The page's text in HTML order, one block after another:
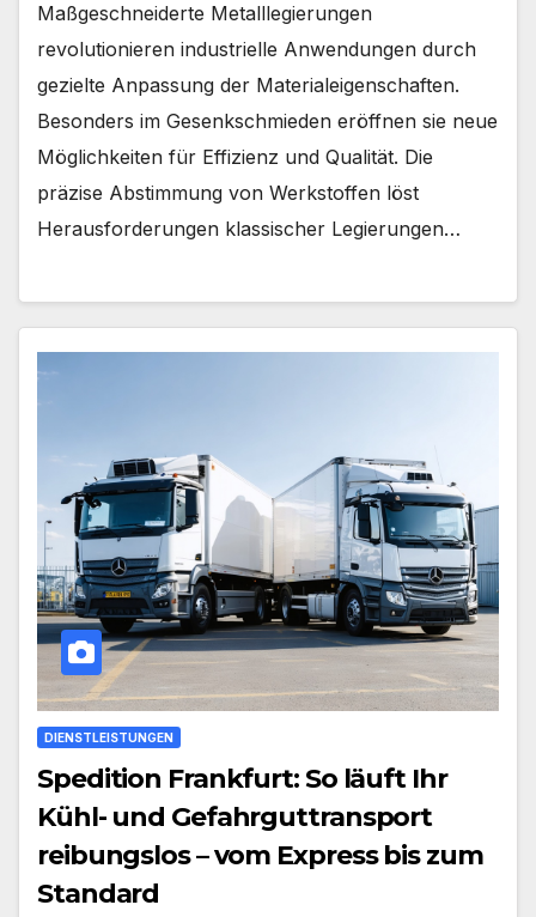
Maßgeschneiderte Metalllegierungen
revolutionieren industrielle Anwendungen durch
gezielte Anpassung der Materialeigenschaften.
Besonders im Gesenkschmieden eröffnen sie neue
Möglichkeiten für Effizienz und Qualität. Die
präzise Abstimmung von Werkstoffen löst
Herausforderungen klassischer Legierungen…
DIENSTLEISTUNGEN
Spedition Frankfurt: So läuft Ihr
Kühl- und Gefahrguttransport
reibungslos – vom Express bis zum
Standard